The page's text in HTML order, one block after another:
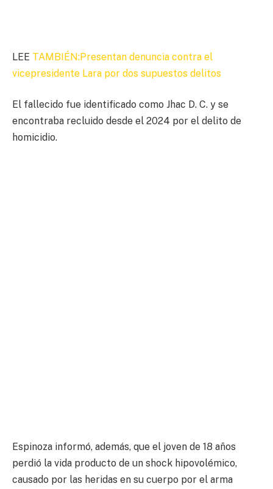
LEE TAMBIÉN:Presentan denuncia contra el
vicepresidente Lara por dos supuestos delitos
El fallecido fue identificado como Jhac D. C. y se
encontraba recluido desde el 2024 por el delito de
homicidio.
Espinoza informó, además, que el joven de 18 años
perdió la vida producto de un shock hipovolémico,
causado por las heridas en su cuerpo por el arma